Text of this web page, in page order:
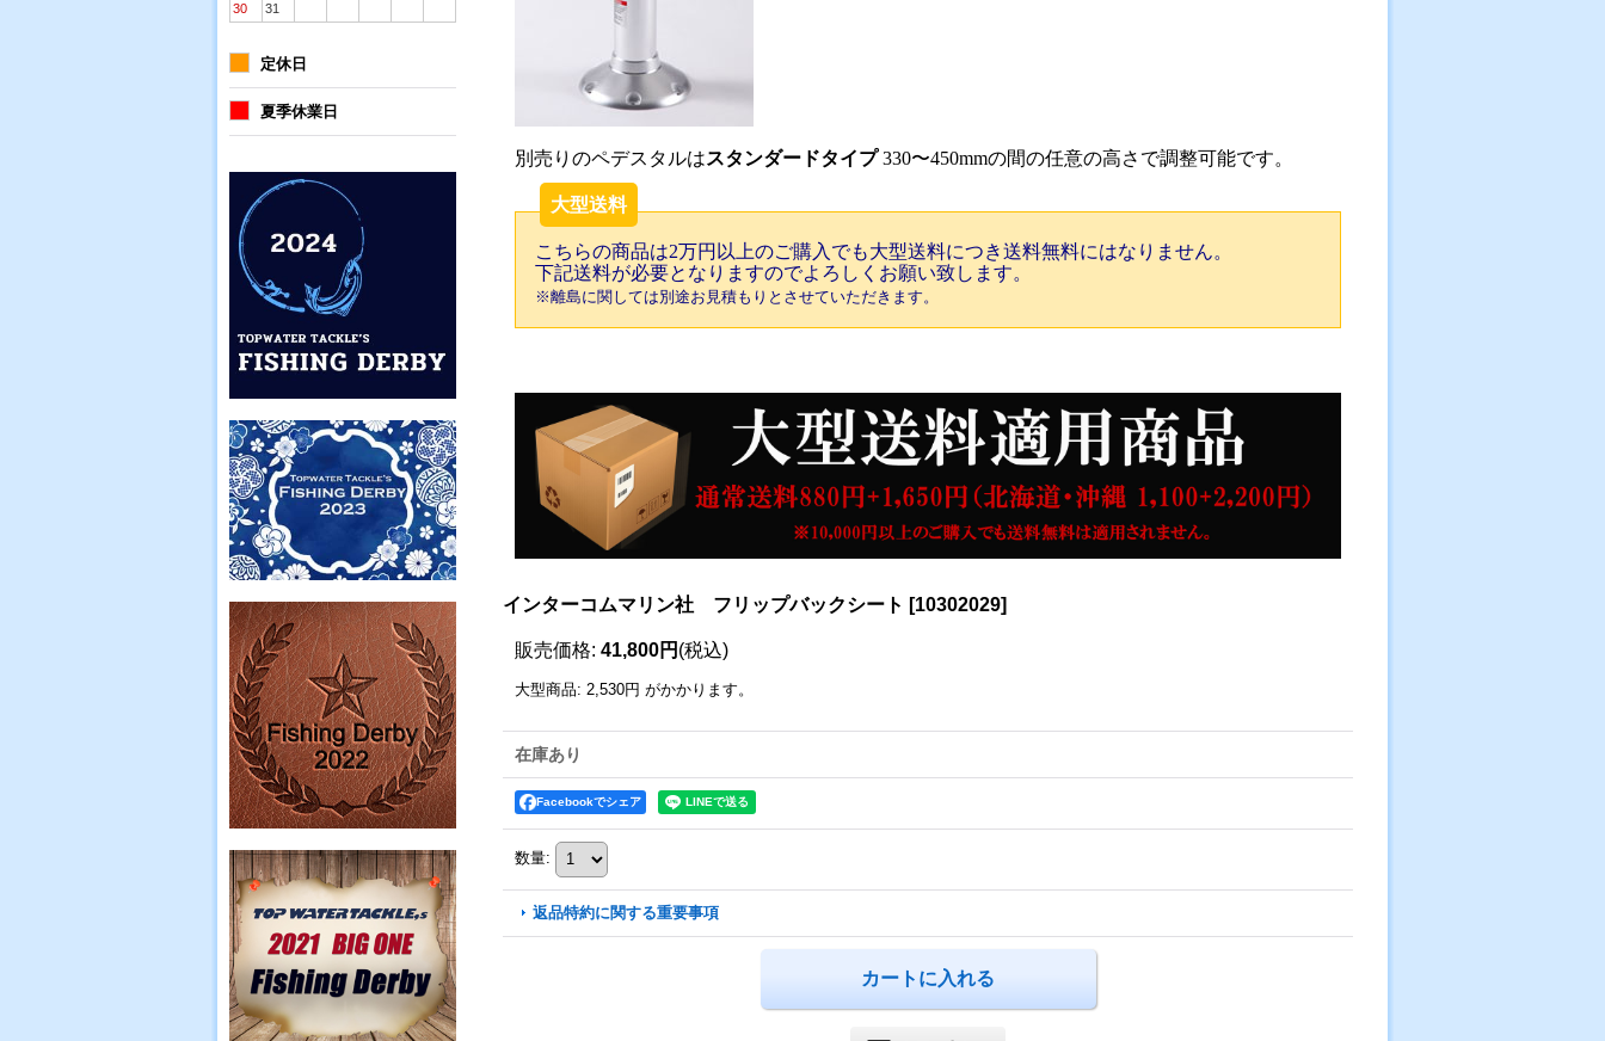
30
31
定休日
夏季休業日
別売りのペデスタルはスタンダードタイプ330〜450mmの間の任意の高さで調整可能です。
大型送料
こちらの商品は2万円以上のご購入でも大型送料につき送料無料にはなりません。
下記送料が必要となりますのでよろしくお願い致します。
※離島に関しては別途お見積もりとさせていただきます。
インターコムマリン社 フリップバックシート [10302029]
販売価格: 41,800円 (税込)
大型商品: 2,530円 がかかります。
在庫あり
Facebookでシェア
数量:
返品特約に関する重要事項